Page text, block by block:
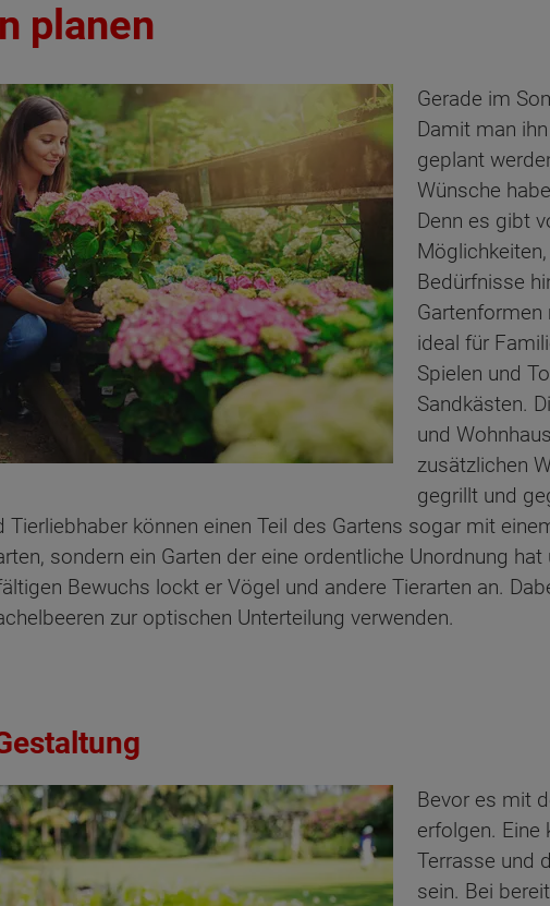
planen
Gerade im
Damit man
geplant
Wünsche
Denn es gibt
Bedürfnisse
Gartenformen
ideal für
Spielen und
Sandkästen.
und
zusätzlichen
gegrillt und
Tierliebhaber können einen Teil des Gartens sogar mit
sondern ein Garten der eine ordentliche Unordnung
Bewuchs lockt er Vögel und andere Tierarten an.
zur optischen Unterteilung verwenden.
Bevor es mit
erfolgen. Eine
Terrasse und
sein. Bei